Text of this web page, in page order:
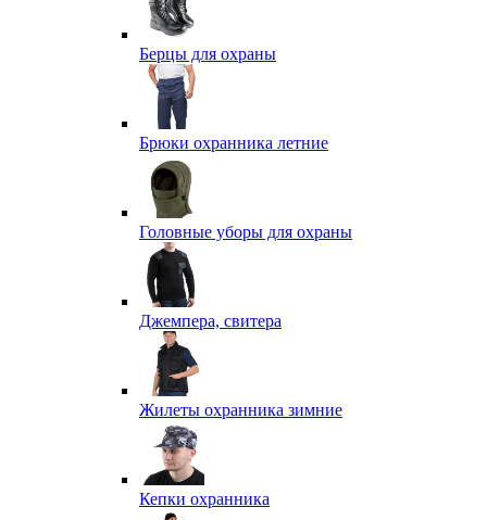
Берцы для охраны
Брюки охранника летние
Головные уборы для охраны
Джемпера, свитера
Жилеты охранника зимние
Кепки охранника